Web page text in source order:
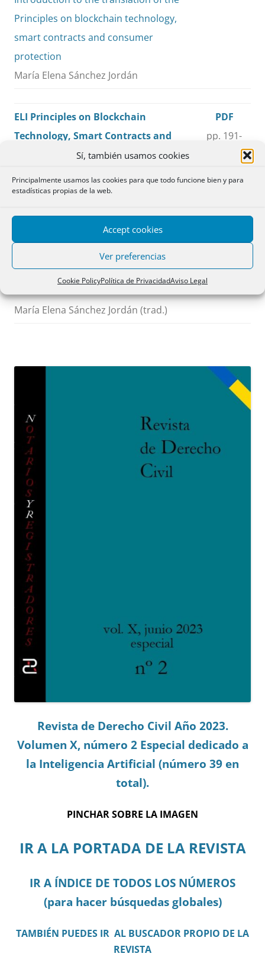
Sí, también usamos cookies
Principalmente usamos las cookies para que todo funcione bien y para
estadísticas propias de la web.
Accept cookies
Ver preferencias
Cookie PolicyPolítica de PrivacidadAviso Legal
Principles on blockchain technology,
smart contracts and consumer
protection
María Elena Sánchez Jordán
ELI Principles on Blockchain
Technology, Smart Contracts and
Consumer Protection
Instituto Europeo de Derecho
PDF
pp. 191-
Principios del Instituto Europeo de
Derecho (European Law Institute, ELI)
sobre tecnología Blockchain, smart
contracts y protección de
consumidores
María Elena Sánchez Jordán (trad.)
PDF
Revista de Derecho Civil Año 2023.
Volumen X, número 2 Especial dedicado a
la Inteligencia Artificial (número 39 en
total).
PINCHAR SOBRE LA IMAGEN
IR A LA PORTADA DE LA REVISTA
IR A ÍNDICE DE TODOS LOS NÚMEROS
(para hacer búsquedas globales)
TAMBIÉN PUEDES IR AL BUSCADOR PROPIO DE LA
REVISTA